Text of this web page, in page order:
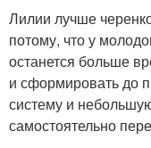
Лилии лучше
потому, что у
останется больше
и сформировать до
систему и
самостоятельно